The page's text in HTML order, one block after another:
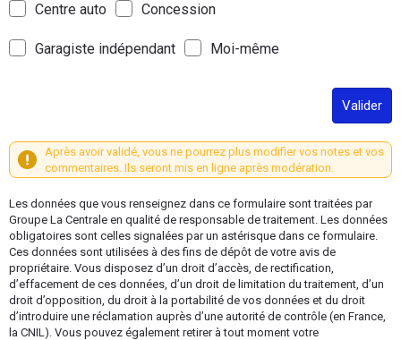
Centre auto Concession
Garagiste indépendant Moi-même
Valider
Après avoir validé, vous ne pourrez plus modifier vos notes et vos
commentaires. Ils seront mis en ligne après modération.
Les données que vous renseignez dans ce formulaire sont traitées par
Groupe La Centrale en qualité de responsable de traitement. Les données
obligatoires sont celles signalées par un astérisque dans ce formulaire.
Ces données sont utilisées à des fins de dépôt de votre avis de
propriétaire. Vous disposez d’un droit d’accès, de rectification,
d’effacement de ces données, d’un droit de limitation du traitement, d’un
droit d’opposition, du droit à la portabilité de vos données et du droit
d’introduire une réclamation auprès d’une autorité de contrôle (en France,
la CNIL). Vous pouvez également retirer à tout moment votre